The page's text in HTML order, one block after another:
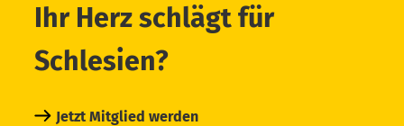
Ihr Herz schlägt für
Schlesien?
Jetzt Mitglied werden